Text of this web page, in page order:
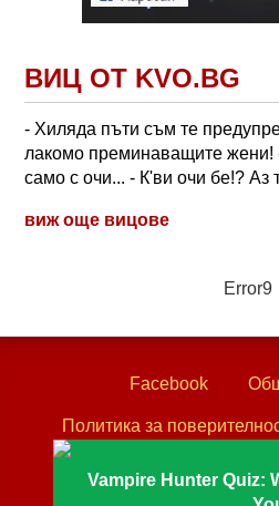
ВИЦ ОТ KVO.BG
- Хиляда пъти съм те
лакомо преминаващите жени!
само с очи... - К'ви очи бе!? Аз
виж още вицове
Error9
Vampire Hunter Quiz:
Facebook
Политика за